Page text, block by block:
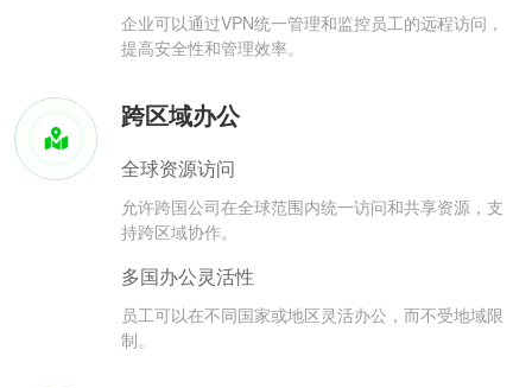
企业可以通过VPN统一管理和监控员工的远程访问，
提高安全性和管理效率。
跨区域办公
全球资源访问
允许跨国公司在全球范围内统一访问和共享资源，支
持跨区域协作。
多国办公灵活性
员工可以在不同国家或地区灵活办公，而不受地域限
制。